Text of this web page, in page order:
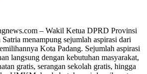
– Wakil Ketua DPRD Provinsi
menampung sejumlah aspirasi dari
Kota Padang. Sejumlah aspirasi
langsung dengan kebutuhan masyarakat,
gratis, serangan sekolah gratis, hingga